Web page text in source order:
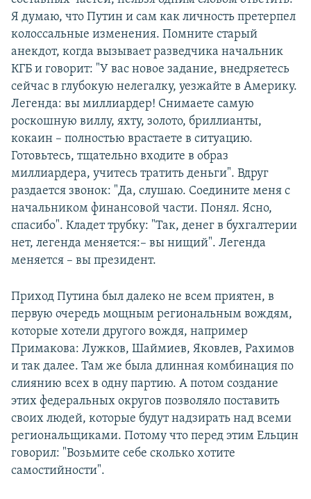
Я думаю, что Путин и сам как личность претерпел
колоссальные изменения. Помните старый
анекдот, когда вызывает разведчика начальник
КГБ и говорит: "У вас новое задание, внедряетесь
сейчас в глубокую нелегалку, уезжайте в Америку.
Легенда: вы миллиардер! Снимаете самую
роскошную виллу, яхту, золото, бриллианты,
кокаин – полностью врастаете в ситуацию.
Готовьтесь, тщательно входите в образ
миллиардера, учитесь тратить деньги". Вдруг
раздается звонок: "Да, слушаю. Соедините меня с
начальником финансовой части. Понял. Ясно,
спасибо". Кладет трубку: "Так, денег в бухгалтерии
нет, легенда меняется:– вы нищий". Легенда
меняется – вы президент.
Приход Путина был далеко не всем приятен, в
первую очередь мощным региональным вождям,
которые хотели другого вождя, например
Примакова: Лужков, Шаймиев, Яковлев, Рахимов
и так далее. Там же была длинная комбинация по
слиянию всех в одну партию. А потом создание
этих федеральных округов позволяло поставить
своих людей, которые будут надзирать над всеми
региональщиками. Потому что перед этим Ельцин
говорил: "Возьмите себе сколько хотите
самостийности".